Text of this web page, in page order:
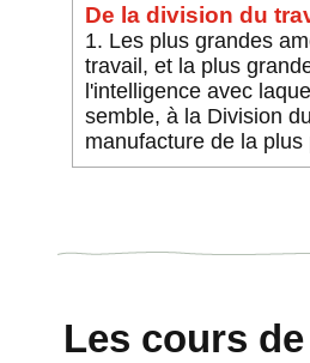
De la division du
1. Les plus grandes
travail, et la plus
l'intelligence avec
semble, à la Division
manufacture de la
Les cours